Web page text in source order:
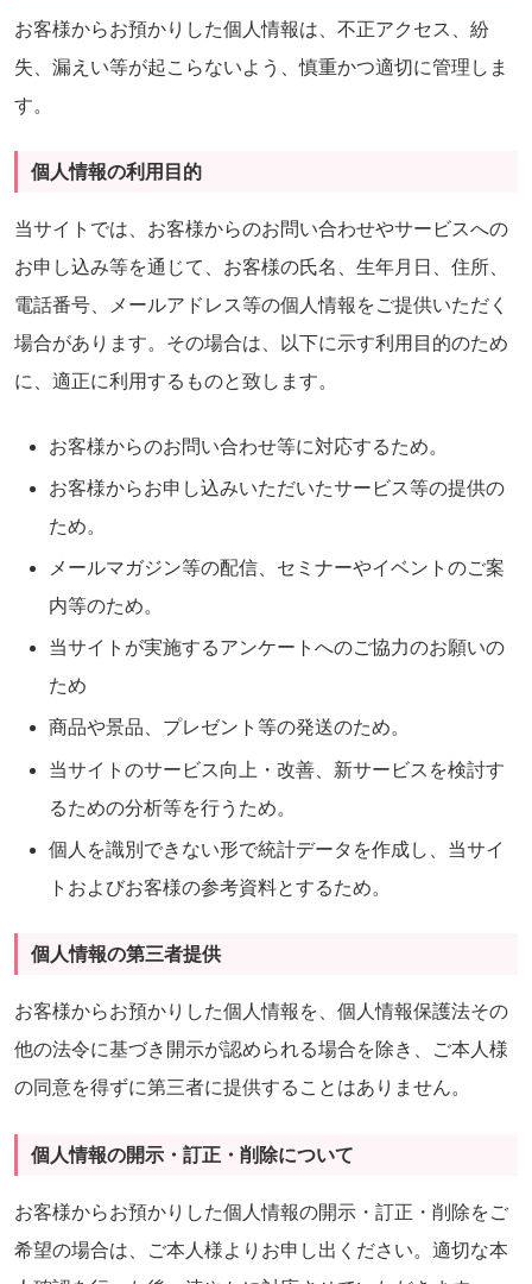
お客様からお預かりした個人情報は、不正アクセス、紛
失、漏えい等が起こらないよう、慎重かつ適切に管理しま
す。
個人情報の利用目的
当サイトでは、お客様からのお問い合わせやサービスへの
お申し込み等を通じて、お客様の氏名、生年月日、住所、
電話番号、メールアドレス等の個人情報をご提供いただく
場合があります。その場合は、以下に示す利用目的のため
に、適正に利用するものと致します。
お客様からのお問い合わせ等に対応するため。
お客様からお申し込みいただいたサービス等の提供の
ため。
メールマガジン等の配信、セミナーやイベントのご案
内等のため。
当サイトが実施するアンケートへのご協力のお願いの
ため
商品や景品、プレゼント等の発送のため。
当サイトのサービス向上・改善、新サービスを検討す
るための分析等を行うため。
個人を識別できない形で統計データを作成し、当サイ
トおよびお客様の参考資料とするため。
個人情報の第三者提供
お客様からお預かりした個人情報を、個人情報保護法その
他の法令に基づき開示が認められる場合を除き、ご本人様
の同意を得ずに第三者に提供することはありません。
個人情報の開示・訂正・削除について
お客様からお預かりした個人情報の開示・訂正・削除をご
希望の場合は、ご本人様よりお申し出ください。適切な本